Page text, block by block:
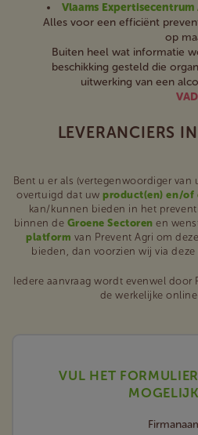
Vlaams
Alles voor een efficiënt
op
Buiten heel wat informatie
beschikking gesteld die
uitwerking van een
VAD
LEVERANCIERS
Bent u er als (vertegenwoordiger
overtuigd dat uwproduct(en) en/of
kan/kunnen bieden in het
binnen de Groene Sectoren en
platform van Prevent Agri om
bieden, dan voorzien wij via
Iedere aanvraag wordt evenwel door
de werkelijke
VUL HET